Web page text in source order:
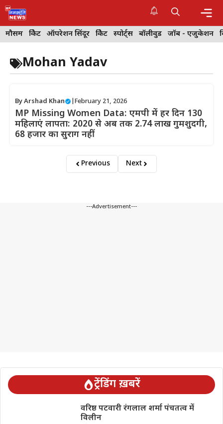
Skip
to
content
मौसम क्रिकेट ऑपरेशन सिंदूर क्रिकेट स्पोर्ट्स बॉलीवुड जॉब - एजुकेशन
Mohan Yadav
ByArshad Khan February 21, 2026
MP Missing Women Data: एमपी में हर दिन 130
महिलाएं लापता: 2020 से अब तक 2.74 लाख गुमशुदगी,
68 हजार का सुराग नहीं
Previous Next
---Advertisement---
ट्रेंडिंग ख़बरें
वरिष्ठ पटवारी रंगलाल शर्मा पंचतत्व में
विलीन